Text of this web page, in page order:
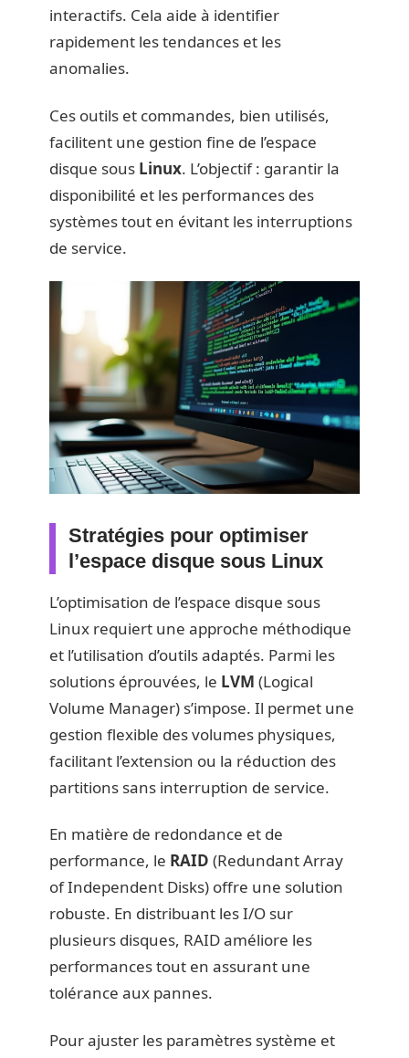
interactifs. Cela aide à identifier
rapidement les tendances et les
anomalies.
Ces outils et commandes, bien utilisés,
facilitent une gestion fine de l’espace
disque sous Linux. L’objectif : garantir la
disponibilité et les performances des
systèmes tout en évitant les interruptions
de service.
Stratégies pour optimiser
l’espace disque sous Linux
L’optimisation de l’espace disque sous
Linux requiert une approche méthodique
et l’utilisation d’outils adaptés. Parmi les
solutions éprouvées, le LVM (Logical
Volume Manager) s’impose. Il permet une
gestion flexible des volumes physiques,
facilitant l’extension ou la réduction des
partitions sans interruption de service.
En matière de redondance et de
performance, le RAID (Redundant Array
of Independent Disks) offre une solution
robuste. En distribuant les I/O sur
plusieurs disques, RAID améliore les
performances tout en assurant une
tolérance aux pannes.
Pour ajuster les paramètres système et